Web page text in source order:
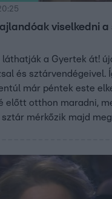
viselkedni
láthatják a Gyertek át!
és sztárvendégeivel.
már péntek este
előtt otthon maradni,
mérkőzik majd
csapat méri össze
három közismert